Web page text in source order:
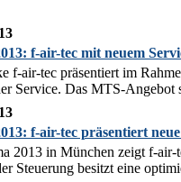
f-air-tec mit neuem
f-air-tec präsentiert im
Service. Das MTS-Angebot
f-air-tec präsentiert
2013 in München zeigt f-
Steuerung besitzt eine